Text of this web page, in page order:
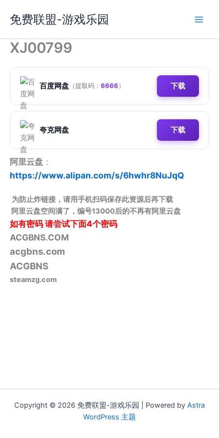
容
免费联盟-游戏乐园
XJ00799
百度网盘 （提取码： 6666） 下载
夸克网盘 下载
阿里云盘 ：
https://www.alipan.com/s/6hwhr8NuJqQ
为防止炸链接，请用手机扫码保存此资源后再下载
阿里云盘空间满了，编号13000后的不再有阿里云盘
如有密码请尝试下面4个密码
ACGBNS.COM
acgbns.com
ACGBNS
steamzg.com
Copyright © 2026 免费联盟-游戏乐园 | Powered by Astra
WordPress 主题